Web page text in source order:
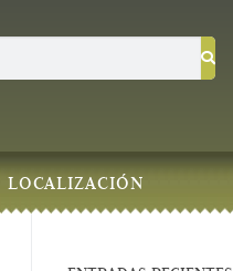
LOCALIZACIÓN